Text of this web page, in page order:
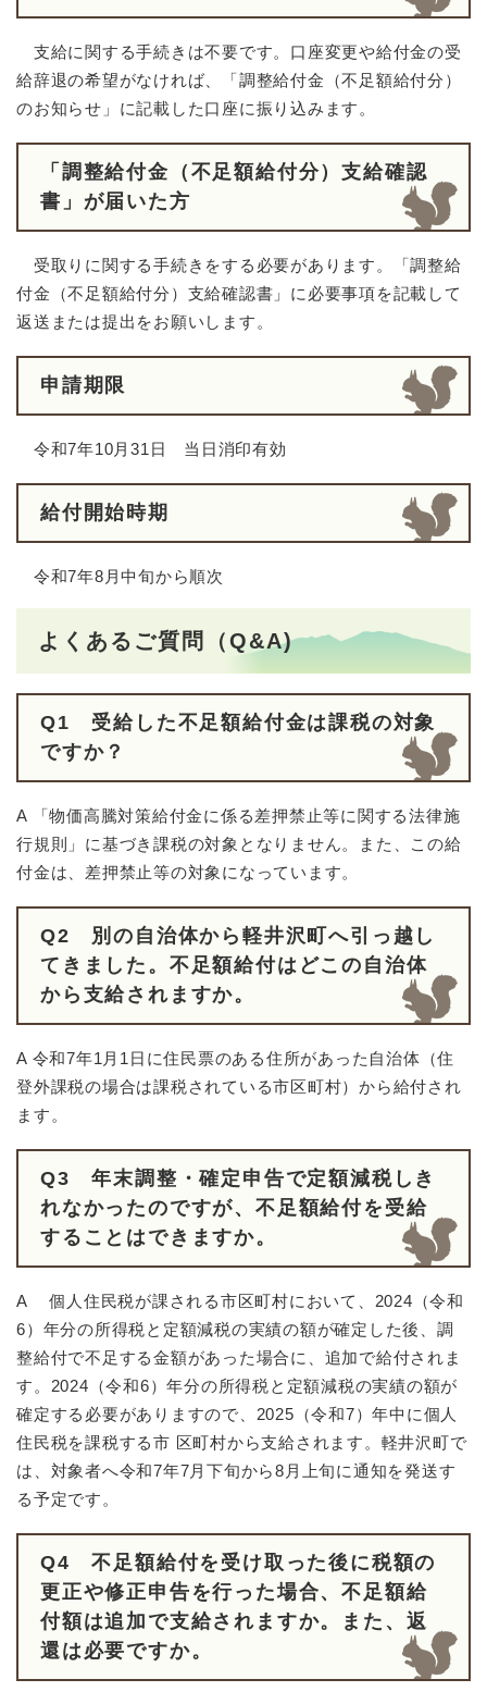
支給に関する手続きは不要です。口座変更や給付金の受
給辞退の希望がなければ、「調整給付金（不足額給付分）
のお知らせ」に記載した口座に振り込みます。
「 調整給付金（不足額給付分）支給​確認
書」が届いた方
受取りに関する手続きをする必要があります。「調整給
付金（不足額給付分）支給確認書」に必要事項を記載して
返送または提出をお願いします。
申請期限
令和7年10月31日 当日消印有効
給付開始時期
令和7年8月中旬から順次
よくあるご質問（Q&A)
Q1 受給した不足額給付金は課税の対象
ですか？
​A 「物価高騰対策給付金に係る差押禁止等に関する法律施
行規則」に基づき課税の対象となりません。また、この給
付金は、差押禁止等の対象になっています。
Q2 別の自治体から軽井沢町へ引っ越し
てきました。不足額給付はどこの自治体
から支給されますか。
​A 令和7年1月1日に住民票のある住所があった自治体（住
登外課税の場合は課税されている市区町村）から給付され
ます。
Q3 年末調整・確定申告で定額減税しき
れなかったのですが、不足額給付を受給
することはできますか。
A 個人住民税が課される市区町村において、2024（令和
6）年分の所得税と定額減税の実績の額が確定した後、調
整給付で不足する金額があった場合に、追加で給付されま
す。2024（令和6）年分の所得税と定額減税の実績の額が
確定する必要がありますので、2025（令和7）年中に個人
住民税を課税する市 区町村から支給されます。軽井沢町で
は、対象者へ令和7年7月下旬から8月上旬に通知を発送す
る予定です。
Q4 不足額給付を受け取った後に税額の
更正や修正申告を行った場合、不足額給
付額は追加で支給されますか。また、返
還は必要ですか。